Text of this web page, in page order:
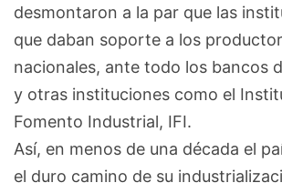
desmontaron a la par que las
que daban soporte a los
nacionales, ante todo los bancos
y otras instituciones como el
Fomento Industrial, IFI.
Así, en menos de una década el
el duro camino de su